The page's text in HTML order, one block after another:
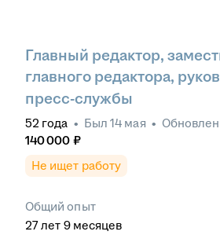
Главный редактор,
главного редактора,
пресс-службы
52 года • Был 14 мая •
140 000 ₽
Не ищет работу
Общий опыт
27лет 9 месяцев